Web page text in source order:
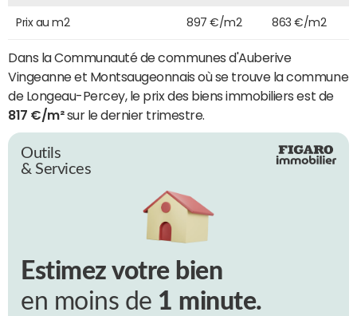
Prix au m2 897 €/m2 863 €/m2
Dans la Communauté de communes d'Auberive
Vingeanne et Montsaugeonnais où se trouve la commune
de Longeau-Percey, le prix des biens immobiliers est de
817 €/m²sur le dernier trimestre.
Outils
& Services
Estimez votre bien
en moins de 1 minute.